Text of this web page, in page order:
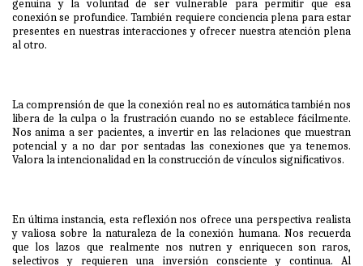
genuina y la voluntad de ser vulnerable para permitir que esa
conexión se profundice. También requiere conciencia plena para estar
presentes en nuestras interacciones y ofrecer nuestra atención plena
al otro.
La comprensión de que la conexión real no es automática también nos
libera de la culpa o la frustración cuando no se establece fácilmente.
Nos anima a ser pacientes, a invertir en las relaciones que muestran
potencial y a no dar por sentadas las conexiones que ya tenemos.
Valora la intencionalidad en la construcción de vínculos significativos.
En última instancia, esta reflexión nos ofrece una perspectiva realista
y valiosa sobre la naturaleza de la conexión humana. Nos recuerda
que los lazos que realmente nos nutren y enriquecen son raros,
selectivos y requieren una inversión consciente y continua. Al